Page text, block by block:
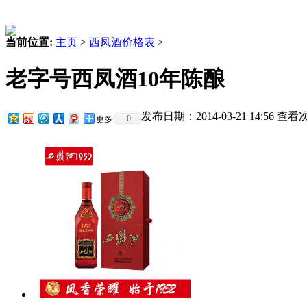
当前位置: 主页 > 西凤酒价格表 >
老字号西凤酒10年陈酿
发布日期：2014-03-21 14:56 查看
更多 0